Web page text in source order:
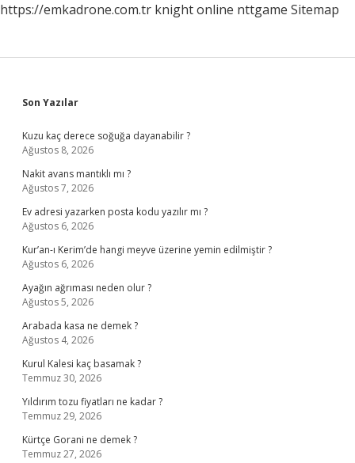
https://emkadrone.com.tr knight online nttgame Sitemap
Sidebar
Son Yazılar
Kuzu kaç derece soğuğa dayanabilir ?
Ağustos 8, 2026
Nakit avans mantıklı mı ?
Ağustos 7, 2026
Ev adresi yazarken posta kodu yazılır mı ?
Ağustos 6, 2026
Kur’an-ı Kerim’de hangi meyve üzerine yemin edilmiştir ?
Ağustos 6, 2026
Ayağın ağrıması neden olur ?
Ağustos 5, 2026
Arabada kasa ne demek ?
Ağustos 4, 2026
Kurul Kalesi kaç basamak ?
Temmuz 30, 2026
Yıldırım tozu fiyatları ne kadar ?
Temmuz 29, 2026
Kürtçe Gorani ne demek ?
Temmuz 27, 2026